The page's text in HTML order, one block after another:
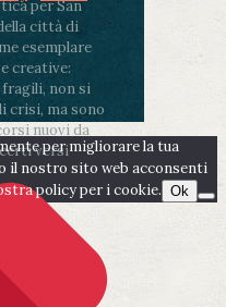
per San
città di
esemplare
creative:
fragili, non si
crisi, ma sono
nuovi da
versi
per migliorare la tua
il nostro sito web acconsenti
policy per i cookie. Ok